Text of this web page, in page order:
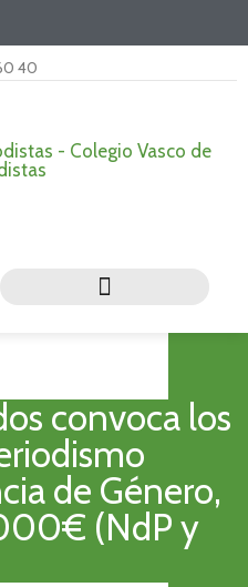
40
- Colegio Vasco de
convoca los
de Género,
(NdP y